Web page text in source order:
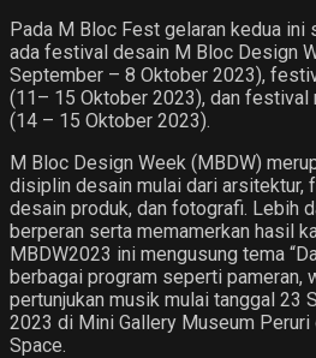
Pada M Bloc Fest gelaran kedua ini
ada festival desain M Bloc Design
September – 8 Oktober 2023),
(11– 15 Oktober 2023), dan
(14 – 15 Oktober 2023).
M Bloc Design Week (MBDW)
disiplin desain mulai dari arsitektur,
desain produk, dan fotografi. Lebih
berperan serta memamerkan hasil
MBDW2023 ini mengusung tema
berbagai program seperti pameran,
pertunjukan musik mulai tanggal 23
2023 di Mini Gallery Museum
Space.